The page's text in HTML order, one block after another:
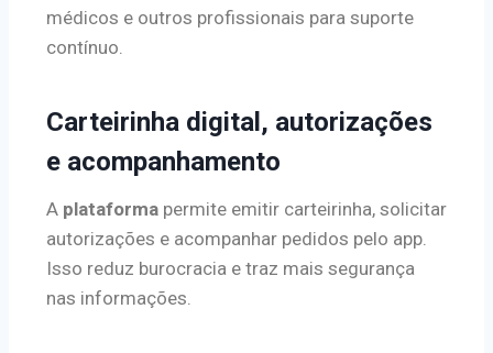
médicos e outros profissionais para suporte
contínuo.
Carteirinha digital, autorizações
e acompanhamento
A plataforma permite emitir carteirinha, solicitar
autorizações e acompanhar pedidos pelo app.
Isso reduz burocracia e traz mais segurança
nas informações.